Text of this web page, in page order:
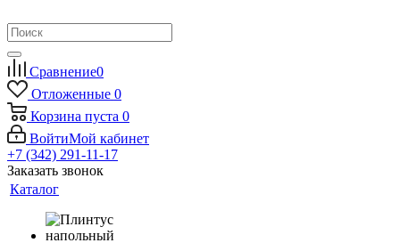
Сравнение0
Отложенные 0
Корзина пуста 0
ВойтиМой кабинет
+7 (342) 291-11-17
Заказать звонок
Каталог